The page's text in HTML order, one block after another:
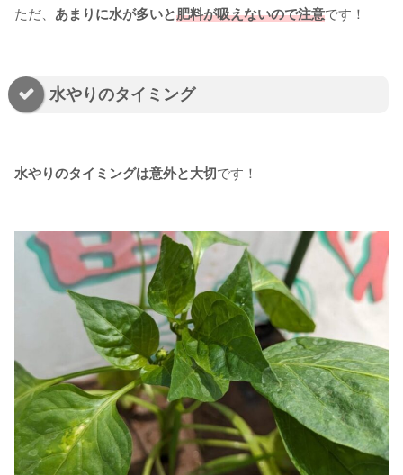
ただ、 あまりに水が多いと肥料が吸えないので注意です！
水やりのタイミング
水やりのタイミングは意外と大切です！